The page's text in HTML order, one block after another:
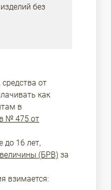
без
от
как
в
№ 475 от
до 16 лет,
(БРВ) за
взимается: